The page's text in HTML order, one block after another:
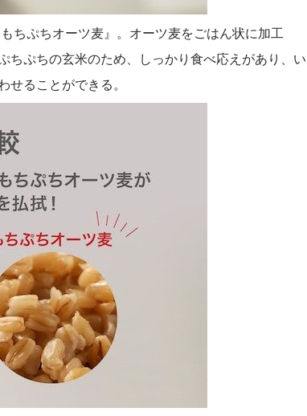
ちぷちオーツ麦』。オーツ麦をごはん状に加工
ちぷちの玄米のため、しっかり食べ応えがあり、い
ることができる。